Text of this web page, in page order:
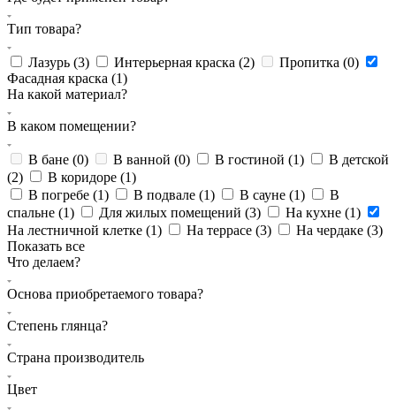
Тип товара?
Лазурь (3) Интерьерная краска (2) Пропитка (0)
Фасадная краска (1)
На какой материал?
В каком помещении?
В бане (0) В ванной (0) В гостиной (1)
В детской
(2) В коридоре (1)
В погребе (1) В подвале (1) В сауне (1)
В
спальне (1) Для жилых помещений (3) На кухне (1)
На лестничной клетке (1) На террасе (3) На чердаке (3)
Показать все
Что делаем?
Основа приобретаемого товара?
Степень глянца?
Страна производитель
Цвет